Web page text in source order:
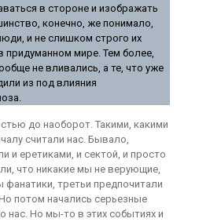
в стороне и изображать
конечно, же понимало,
и не слишком строго их
придуманном мире. Тем более,
не вливались, а те, что уже
из под влияния
до наоборот. Такими, какими
считали нас. Бывало,
и еретиками, и сектой, и просто
что никакие мы не верующие,
третьи предпочитали
потом начались серьезные
нас. Но мы-то в этих событиях и